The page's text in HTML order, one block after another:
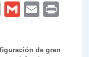
C
G
E
de gran